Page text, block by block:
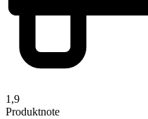
1,9
Produktnote